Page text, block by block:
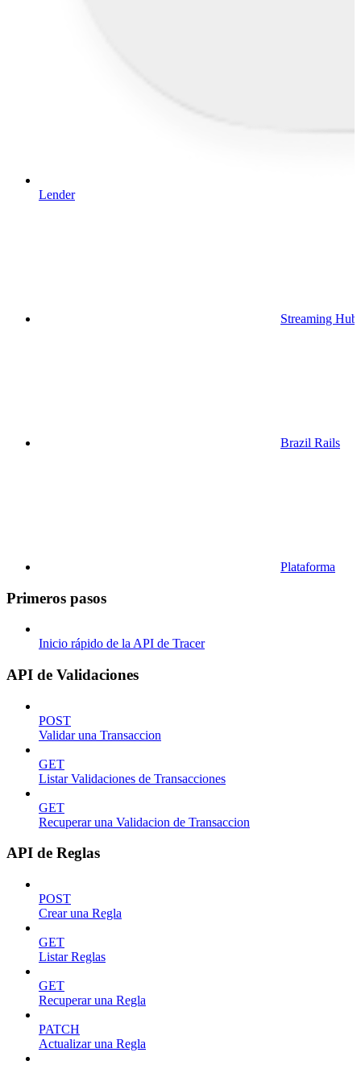
Lender
Streaming Hub
Brazil Rails
Plataforma
Primeros pasos
Inicio rápido de la API de Tracer
API de Validaciones
POST
Validar una Transaccion
GET
Listar Validaciones de Transacciones
GET
Recuperar una Validacion de Transaccion
API de Reglas
POST
Crear una Regla
GET
Listar Reglas
GET
Recuperar una Regla
PATCH
Actualizar una Regla